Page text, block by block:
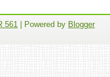
561 | Powered by Blogger